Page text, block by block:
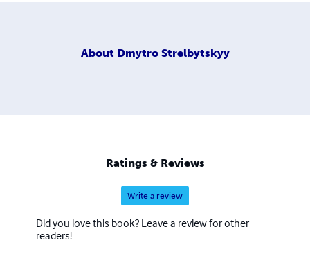
About Dmytro Strelbytskyy
Ratings & Reviews
Write a review
Did you love this book? Leave a review for other
readers!